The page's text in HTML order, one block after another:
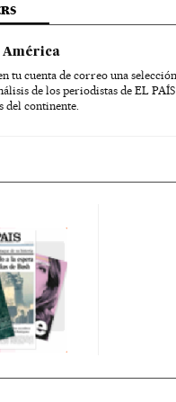
América
tu cuenta de correo una
de los periodistas de EL
del continente.